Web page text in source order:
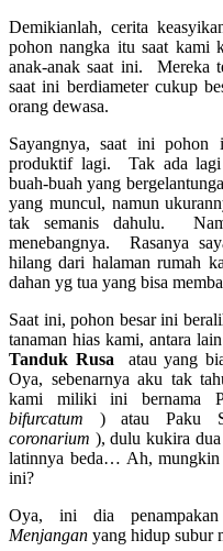
Demikianlah, cerita
pohon nangka itu saat kami
anak-anak saat ini. Mereka
saat ini berdiameter cukup
orang dewasa.
Sayangnya, saat ini pohon
produktif lagi. Tak ada lagi
buah-buah yang
yang muncul, namun
tak semanis dahulu.
menebangnya. Rasanya
hilang dari halaman rumah
dahan yg tua yang bisa
Saat ini, pohon besar ini
tanaman hias kami, antara
Tanduk Rusa atau yang
Oya, sebenarnya aku tak
kami miliki ini bernama
bifurcatum ) atau Paku
coronarium ), dulu kukira
latinnya beda… Ah, mungkin
ini?
Oya, ini dia
Menjangan yang hidup subur